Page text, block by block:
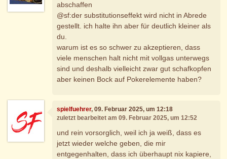
abschaffen
@sf:der substitutionseffekt wird nicht in Abrede
gestellt. ich halte ihn aber für deutlich kleiner als
du.
warum ist es so schwer zu akzeptieren, dass
viele menschen halt nicht mit vollgas unterwegs
sind und deshalb vielleicht zwar gut schafkopfen
aber keinen Bock auf Pokerelemente haben?
spielfuehrer, 09. Februar 2025, um 12:18
zuletzt bearbeitet am 09. Februar 2025, um 12:52
und rein vorsorglich, weil ich ja weiß, dass es
jetzt wieder welche geben, die mir
entgegenhalten, dass ich überhaupt nix kapiere,